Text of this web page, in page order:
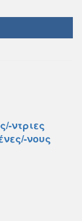
ντριες
νους